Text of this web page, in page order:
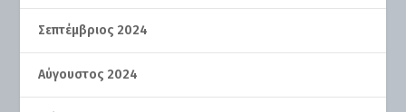
Σεπτέμβριος 2024
Αύγουστος 2024